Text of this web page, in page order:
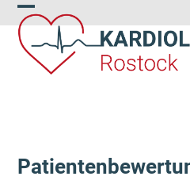
Skip
to
content
Open
mobile
menu
Close
mobile
menu